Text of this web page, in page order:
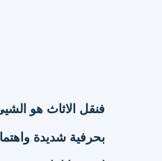
فنقل الاثاث هو
بحرفية شديدة